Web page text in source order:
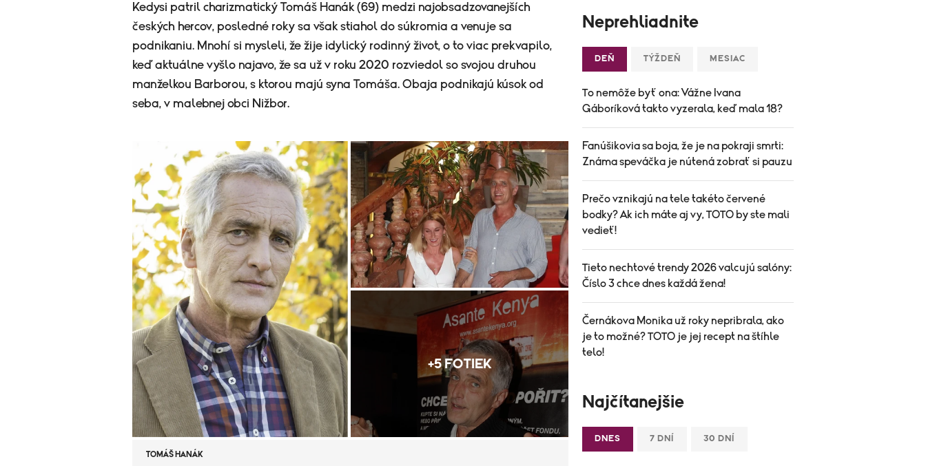
Kedysi patril charizmatický Tomáš Hanák (69) medzi najobsadzovanejších
českých hercov, posledné roky sa však stiahol do súkromia a venuje sa
podnikaniu. Mnohí si mysleli, že žije idylický rodinný život, o to viac prekvapilo,
keď aktuálne vyšlo najavo, že sa už v roku 2020 rozviedol so svojou druhou
manželkou Barborou, s ktorou majú syna Tomáša. Obaja podnikajú kúsok od
seba, v malebnej obci Nižbor.
+5 FOTIEK
TOMÁŠ HANÁK
Neprehliadnite
DEŇ TÝŽDEŇ MESIAC
To nemôže byť ona: Vážne Ivana
Gáboríková takto vyzerala, keď mala 18?
Fanúšikovia sa boja, že je na pokraji smrti:
Známa speváčka je nútená zobrať si pauzu
Prečo vznikajú na tele takéto červené
bodky? Ak ich máte aj vy, TOTO by ste mali
vedieť!
Tieto nechtové trendy 2026 valcujú salóny:
Číslo 3 chce dnes každá žena!
Černákova Monika už roky nepribrala, ako
je to možné? TOTO je jej recept na štíhle
telo!
Najčítanejšie
DNES 7 DNÍ 30 DNÍ